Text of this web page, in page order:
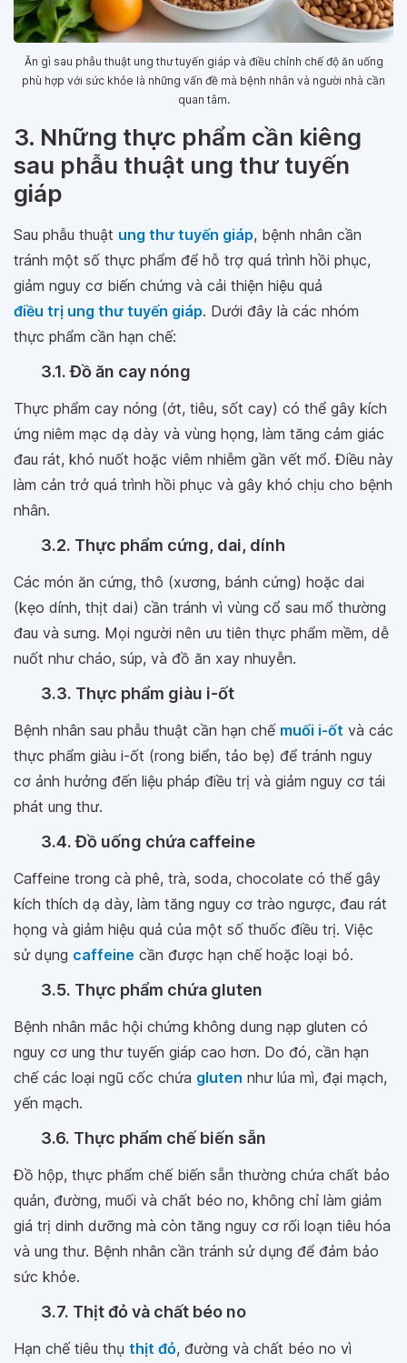
Ăn gì sau phẫu thuật ung thư tuyến giáp và điều chỉnh chế độ ăn uống
phù hợp với sức khỏe là những vấn đề mà bệnh nhân và người nhà cần
quan tâm.
3. Những thực phẩm cần kiêng
sau phẫu thuật ung thư tuyến
giáp
Sau phẫu thuật ung thư tuyến giáp, bệnh nhân cần
tránh một số thực phẩm để hỗ trợ quá trình hồi phục,
giảm nguy cơ biến chứng và cải thiện hiệu quả
điều trị ung thư tuyến giáp. Dưới đây là các nhóm
thực phẩm cần hạn chế:
3.1. Đồ ăn cay nóng
Thực phẩm cay nóng (ớt, tiêu, sốt cay) có thể gây kích
ứng niêm mạc dạ dày và vùng họng, làm tăng cảm giác
đau rát, khó nuốt hoặc viêm nhiễm gần vết mổ. Điều này
làm cản trở quá trình hồi phục và gây khó chịu cho bệnh
nhân.
3.2. Thực phẩm cứng, dai, dính
Các món ăn cứng, thô (xương, bánh cứng) hoặc dai
(kẹo dính, thịt dai) cần tránh vì vùng cổ sau mổ thường
đau và sưng. Mọi người nên ưu tiên thực phẩm mềm, dễ
nuốt như cháo, súp, và đồ ăn xay nhuyễn.
3.3. Thực phẩm giàu i-ốt
Bệnh nhân sau phẫu thuật cần hạn chế muối i-ốt và các
thực phẩm giàu i-ốt (rong biển, tảo bẹ) để tránh nguy
cơ ảnh hưởng đến liệu pháp điều trị và giảm nguy cơ tái
phát ung thư.
3.4. Đồ uống chứa caffeine
Caffeine trong cà phê, trà, soda, chocolate có thể gây
kích thích dạ dày, làm tăng nguy cơ trào ngược, đau rát
họng và giảm hiệu quả của một số thuốc điều trị. Việc
sử dụng caffeine cần được hạn chế hoặc loại bỏ.
3.5. Thực phẩm chứa gluten
Bệnh nhân mắc hội chứng không dung nạp gluten có
nguy cơ ung thư tuyến giáp cao hơn. Do đó, cần hạn
chế các loại ngũ cốc chứa gluten như lúa mì, đại mạch,
yến mạch.
3.6. Thực phẩm chế biến sẵn
Đồ hộp, thực phẩm chế biến sẵn thường chứa chất bảo
quản, đường, muối và chất béo no, không chỉ làm giảm
giá trị dinh dưỡng mà còn tăng nguy cơ rối loạn tiêu hóa
và ung thư. Bệnh nhân cần tránh sử dụng để đảm bảo
sức khỏe.
3.7. Thịt đỏ và chất béo no
Hạn chế tiêu thụ thịt đỏ, đường và chất béo no vì